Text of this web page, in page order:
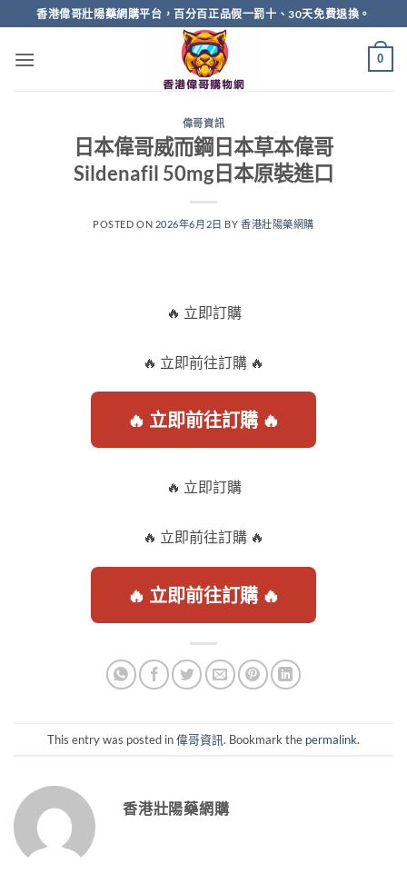
to
content
香港偉哥壯陽藥網購平台，百分百正品假一罰十、30天免費退換。
0
偉哥資訊
日本偉哥威而鋼日本草本偉哥
Sildenafil 50mg日本原裝進口
POSTED ON 2026年6月2日 BY 香港壯陽藥網購
🔥 立即訂購
🔥 立即前往訂購 🔥
🔥 立即前往訂購 🔥
🔥 立即訂購
🔥 立即前往訂購 🔥
🔥 立即前往訂購 🔥
This entry was posted in偉哥資訊. Bookmark the permalink.
香港壯陽藥網購